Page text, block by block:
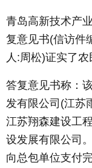
青岛高新技术产
复意见书(信访件
人:周松)证实了农
答复意见书称：
发有限公司(江苏
江苏翔森建设工
设发展有限公司
向总包单位支付